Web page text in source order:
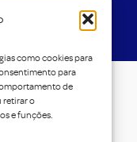
como cookies para
para
de
retirar o
e funções.